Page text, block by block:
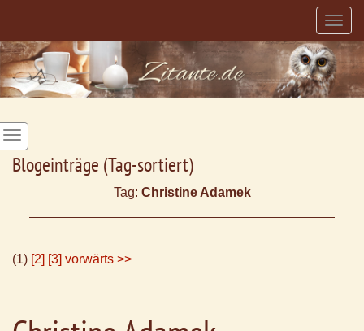
Blogeinträge (Tag-sortiert)
Tag: Christine Adamek
(1) [2] [3] vorwärts >>